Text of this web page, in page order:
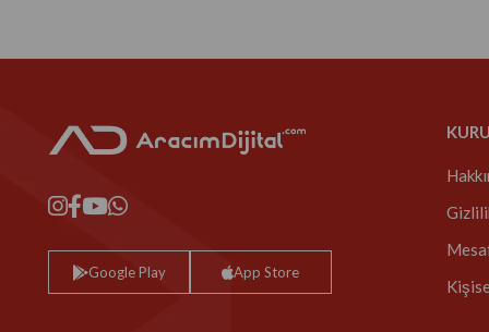
Google Play App Store